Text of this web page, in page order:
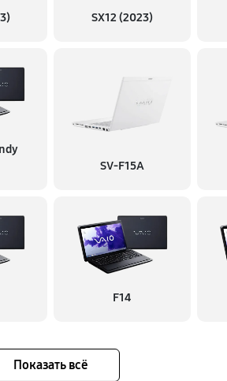
SX12 (2023)
SV-F15A
F14
Показать всё